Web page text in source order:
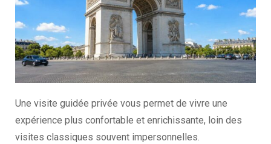
Une visite guidée privée vous permet de vivre une
expérience plus confortable et enrichissante, loin des
visites classiques souvent impersonnelles.